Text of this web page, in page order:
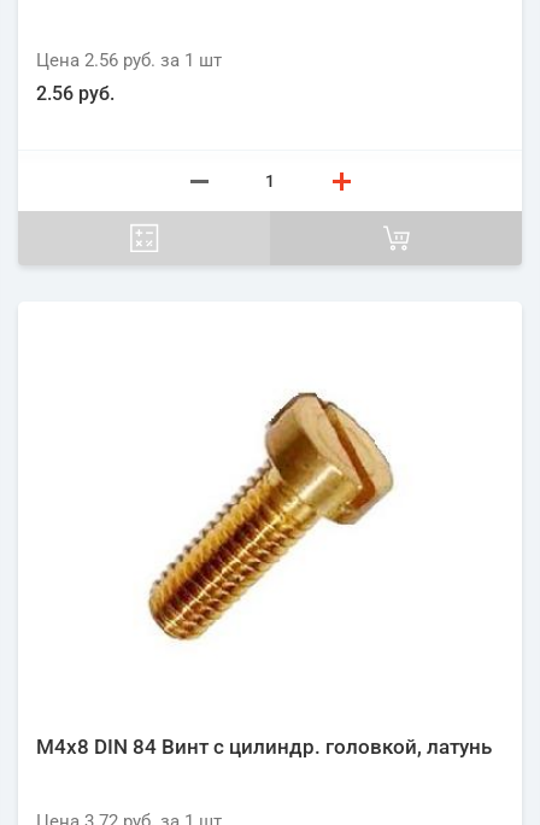
Цена 2.56 руб. за 1 шт
2.56 руб.
М4х8 DIN 84 Винт с цилиндр. головкой, латунь